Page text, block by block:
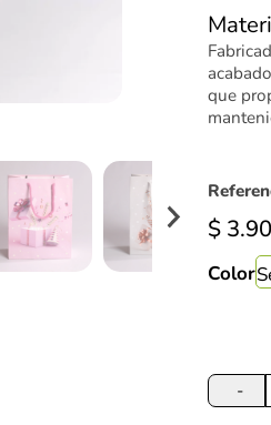
que
$
Color
-
de
Regalo